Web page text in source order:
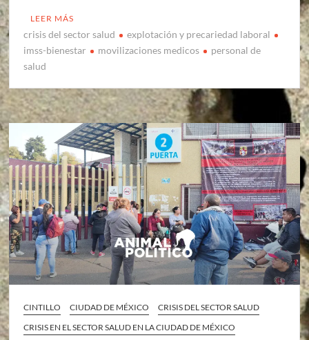
LEER MÁS
crisis del sector salud
explotación y precariedad laboral
imss-bienestar
movilizaciones medicos
personal de
salud
CINTILLO CIUDAD DE MÉXICO
CRISIS DEL SECTOR SALUD
CRISIS EN EL SECTOR SALUD EN LA CIUDAD DE MÉXICO